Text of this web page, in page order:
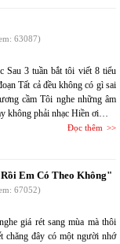
63087)
Sau 3 tuần bắt tôi viết 8 tiểu
Tất cả đều không có gì sai
cầm Tôi nghe những âm
không phải nhạc Hiền ơi…
Đọc thêm
Em Có Theo Không"
67052)
giá rét sang mùa mà thôi
chăng đây có một người nhớ